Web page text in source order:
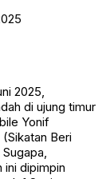
2025,
di ujung timur
Yonif
Beri
ini dipimpin